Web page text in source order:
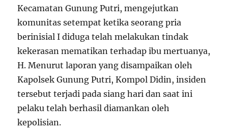
Kecamatan Gunung Putri, mengejutkan
komunitas setempat ketika seorang pria
berinisial I diduga telah melakukan tindak
kekerasan mematikan terhadap ibu mertuanya,
H. Menurut laporan yang disampaikan oleh
Kapolsek Gunung Putri, Kompol Didin, insiden
tersebut terjadi pada siang hari dan saat ini
pelaku telah berhasil diamankan oleh
kepolisian.